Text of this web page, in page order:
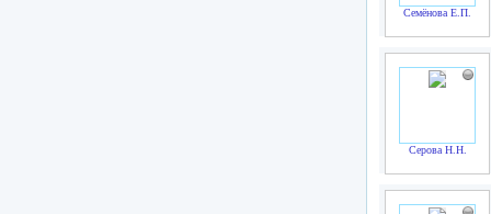
Семёнова Е.П.
Серова Н.Н.